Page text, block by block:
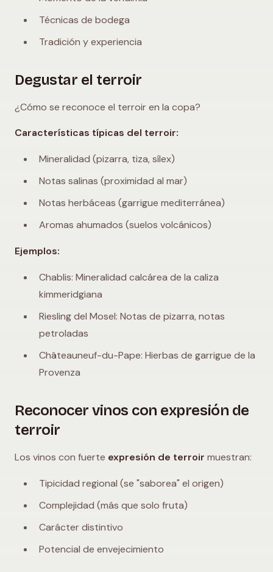
Técnicas de bodega
Tradición y experiencia
Degustar el terroir
¿Cómo se reconoce el terroir en la copa?
Características típicas del terroir:
Mineralidad (pizarra, tiza, sílex)
Notas salinas (proximidad al mar)
Notas herbáceas (garrigue mediterránea)
Aromas ahumados (suelos volcánicos)
Ejemplos:
Chablis: Mineralidad calcárea de la caliza
kimmeridgiana
Riesling del Mosel: Notas de pizarra, notas
petroladas
Châteauneuf-du-Pape: Hierbas de garrigue de la
Provenza
Reconocer vinos con expresión de
terroir
Los vinos con fuerte expresión de terroir muestran:
Tipicidad regional (se "saborea" el origen)
Complejidad (más que solo fruta)
Carácter distintivo
Potencial de envejecimiento